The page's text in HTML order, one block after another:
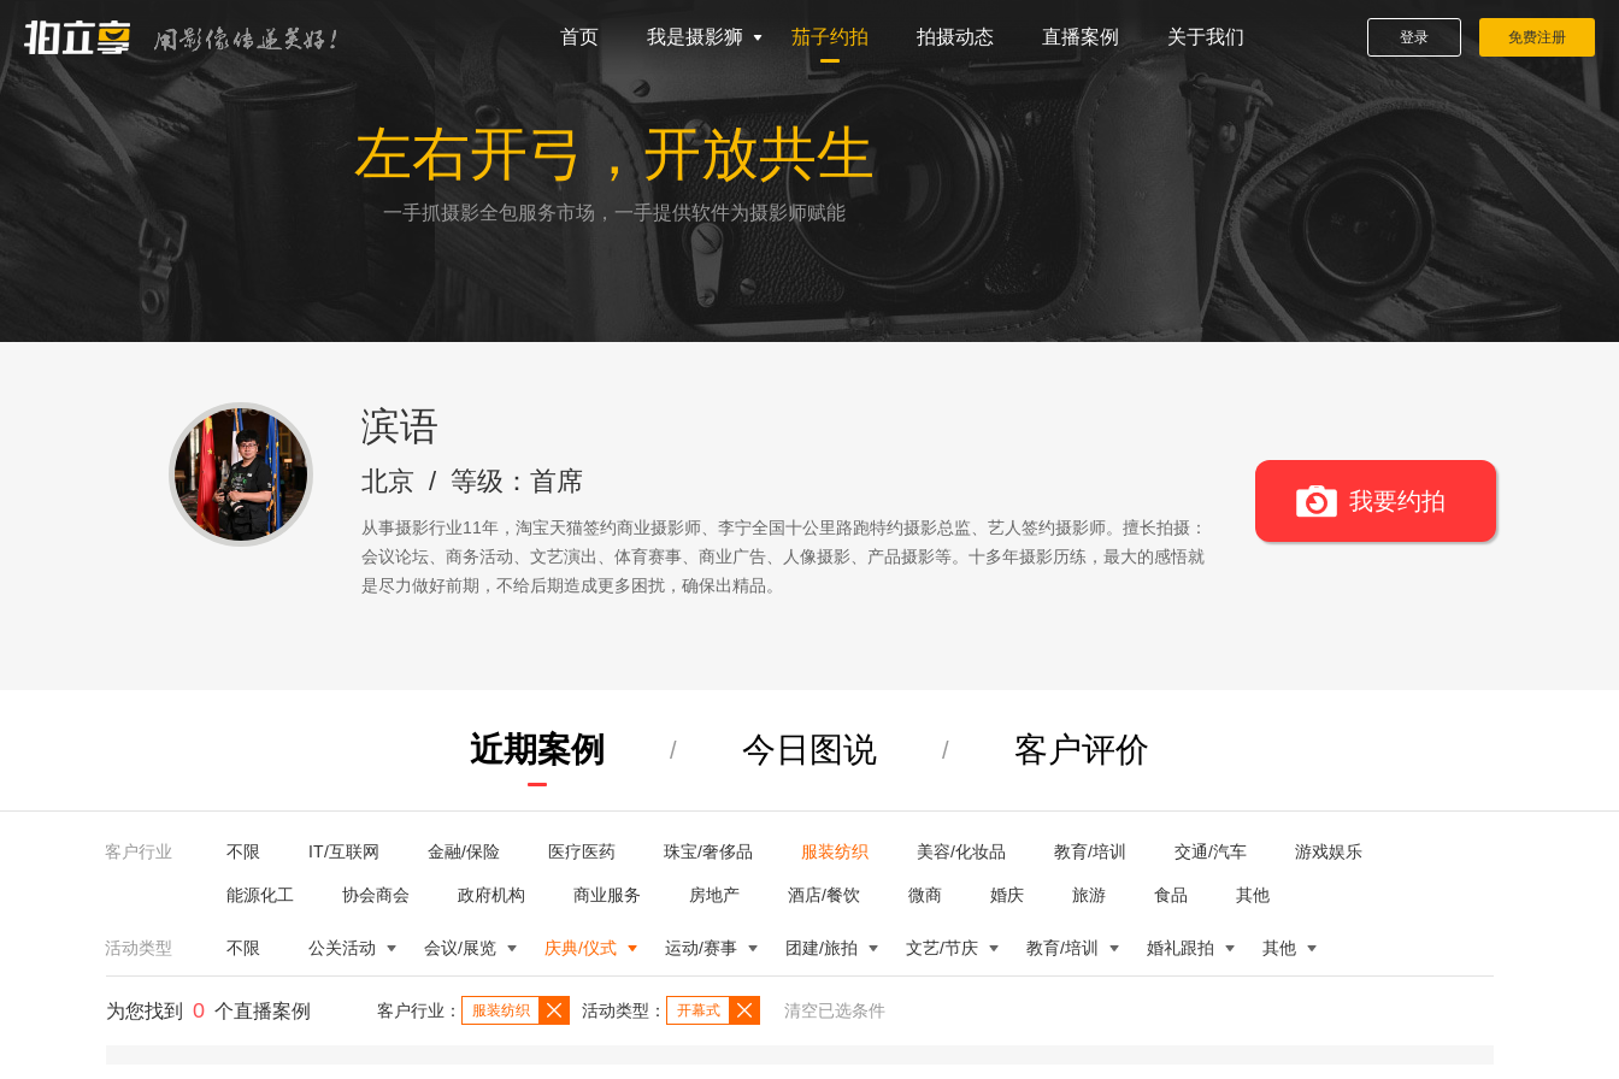
首页 我是摄影狮 茄子约拍 拍摄动态 直播案例 关于我们 登录 免费注册
左右开弓，开放共生
一手抓摄影全包服务市场，一手提供软件为摄影师赋能
滨语
北京 / 等级：首席
从事摄影行业11年，淘宝天猫签约商业摄影师、李宁全国十公里路跑特约摄影总监、艺人签约摄影师。擅长拍摄：
会议论坛、商务活动、文艺演出、体育赛事、商业广告、人像摄影、产品摄影等。十多年摄影历练，最大的感悟就
是尽力做好前期，不给后期造成更多困扰，确保出精品。
我要约拍
近期案例 / 今日图说 / 客户评价
客户行业 不限 IT/互联网 金融/保险 医疗医药 珠宝/奢侈品 服装纺织 美容/化妆品 教育/培训 交通/汽车 游戏娱乐
能源化工 协会商会 政府机构 商业服务 房地产 酒店/餐饮 微商 婚庆 旅游 食品 其他
活动类型 不限 公关活动 会议/展览 庆典/仪式 运动/赛事 团建/旅拍 文艺/节庆 教育/培训 婚礼跟拍 其他
为您找到 0 个直播案例 客户行业： 服装纺织 活动类型： 开幕式 清空已选条件